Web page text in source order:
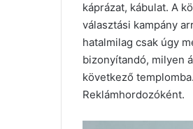
káprázat, kábulat. A
választási kampány
hatalmilag csak úgy
bizonyítandó, milyen
következő
Reklámhordozóként.